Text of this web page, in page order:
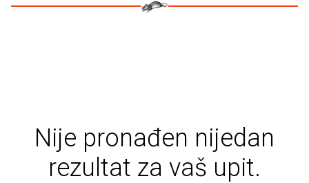
Nije pronađen nijedan
rezultat za vaš upit.